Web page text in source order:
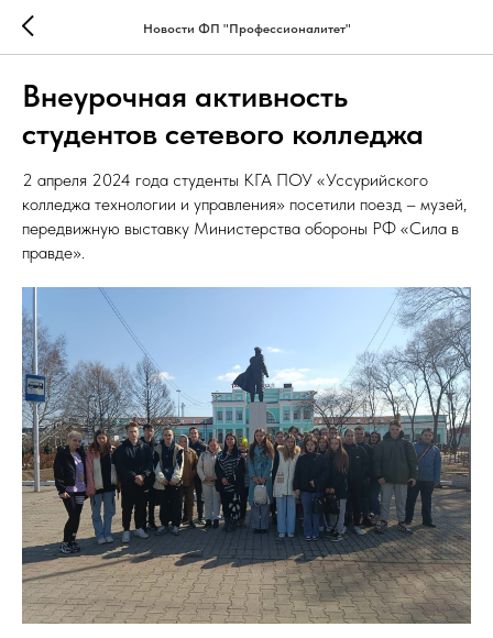
Новости ФП "Профессионалитет"
Внеурочная активность
студентов сетевого колледжа
2 апреля 2024 года студенты КГА ПОУ «Уссурийского
колледжа технологии и управления» посетили поезд – музей,
передвижную выставку Министерства обороны РФ «Сила в
правде».